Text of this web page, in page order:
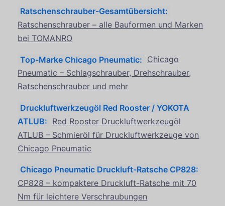
Ratschenschrauber-Gesamtübersicht:
Ratschenschrauber – alle Bauformen und Marken
bei TOMANRO
Top-Marke Chicago Pneumatic: Chicago
Pneumatic – Schlagschrauber, Drehschrauber,
Ratschenschrauber und mehr
Druckluftwerkzeugöl Red Rooster / YOKOTA
ATLUB: Red Rooster Druckluftwerkzeugöl
ATLUB – Schmieröl für Druckluftwerkzeuge von
Chicago Pneumatic
Chicago Pneumatic Druckluft-Ratsche CP828:
CP828 – kompaktere Druckluft-Ratsche mit 70
Nm für leichtere Verschraubungen